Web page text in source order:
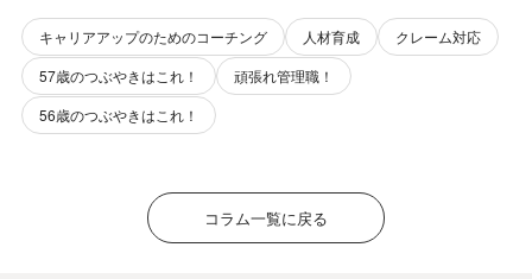
キャリアアップのためのコーチング 人材育成
クレーム対応
57歳のつぶやきはこれ！
頑張れ管理職！
56歳のつぶやきはこれ！
コラム一覧に戻る